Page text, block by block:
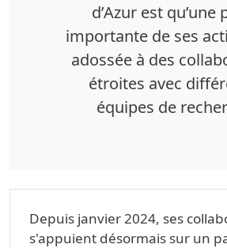
d’Azur est qu’une
importante de ses
adossée à des
étroites avec
équipes de
Depuis janvier 2024, ses
s'appuient désormais sur un